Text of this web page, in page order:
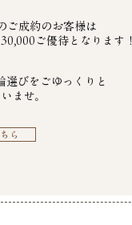
ご成約のお客様は
ご優待となります！
選びをごゆっくりと
ませ。
ら